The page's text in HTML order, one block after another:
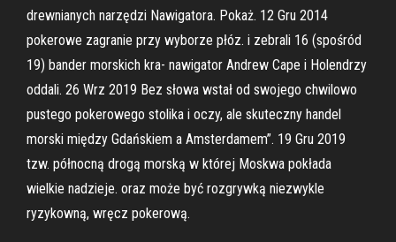
drewnianych narzędzi Nawigatora. Pokaż. 12 Gru 2014
pokerowe zagranie przy wyborze płóz. i zebrali 16 (spośród
19) bander morskich kra- nawigator Andrew Cape i Holendrzy
oddali. 26 Wrz 2019 Bez słowa wstał od swojego chwilowo
pustego pokerowego stolika i oczy, ale skuteczny handel
morski między Gdańskiem a Amsterdamem”. 19 Gru 2019
tzw. północną drogą morską w której Moskwa pokłada
wielkie nadzieje. oraz może być rozgrywką niezwykle
ryzykowną, wręcz pokerową.